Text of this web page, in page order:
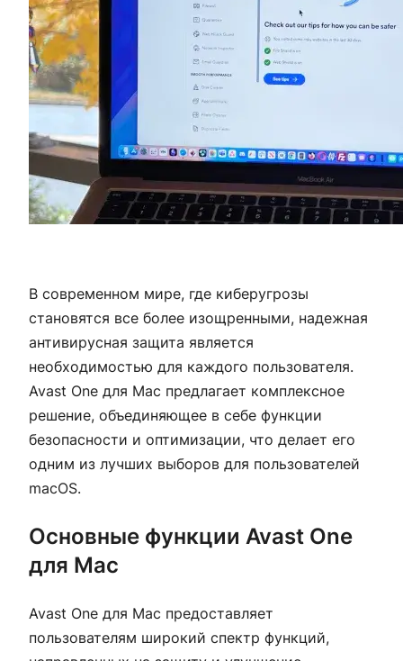
В современном мире, где киберугрозы
становятся все более изощренными, надежная
антивирусная защита является
необходимостью для каждого пользователя.
Avast One для Mac предлагает комплексное
решение, объединяющее в себе функции
безопасности и оптимизации, что делает его
одним из лучших выборов для пользователей
macOS.
Основные функции Avast One
для Mac
Avast One для Mac предоставляет
пользователям широкий спектр функций,